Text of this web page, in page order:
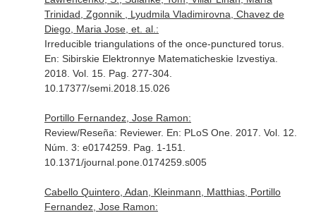
Trinidad, Zgonnik , Lyudmila Vladimirovna, Chavez de
Diego, Maria Jose, et. al.:
Irreducible triangulations of the once-punctured torus.
En: Sibirskie Elektronnye Matematicheskie Izvestiya
2018. Vol. 15. Pag. 277-304.
10.17377/semi.2018.15.026
Portillo Fernandez, Jose Ramon:
Review/Reseña: Reviewer. En: PLoS One. 2017. Vol. 12.
Núm. 3: e0174259. Pag. 1-151.
10.1371/journal.pone.0174259.s005
Cabello Quintero, Adan, Kleinmann, Matthias, Portillo
Fernandez, Jose Ramon: